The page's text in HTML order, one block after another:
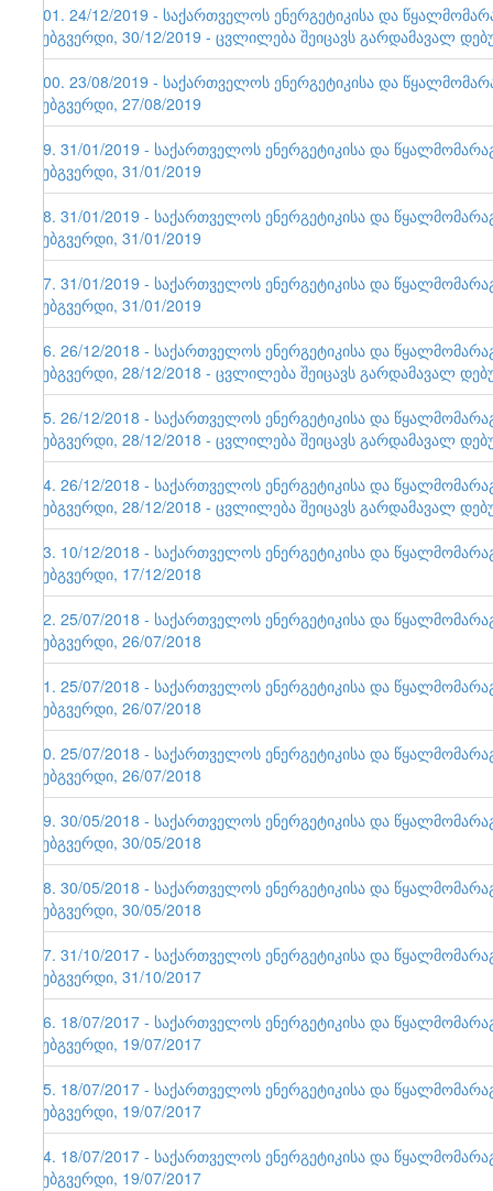
101. 24/12/2019 - საქართველოს ენერგეტიკისა და
ვებგვერდი, 30/12/2019 - ცვლილება შეიცავს გარდამავალ
100. 23/08/2019 - საქართველოს ენერგეტიკისა და
ვებგვერდი, 27/08/2019
99. 31/01/2019 - საქართველოს ენერგეტიკისა და
ვებგვერდი, 31/01/2019
98. 31/01/2019 - საქართველოს ენერგეტიკისა და
ვებგვერდი, 31/01/2019
97. 31/01/2019 - საქართველოს ენერგეტიკისა და
ვებგვერდი, 31/01/2019
96. 26/12/2018 - საქართველოს ენერგეტიკისა და
ვებგვერდი, 28/12/2018 - ცვლილება შეიცავს გარდამავალ
95. 26/12/2018 - საქართველოს ენერგეტიკისა და
ვებგვერდი, 28/12/2018 - ცვლილება შეიცავს გარდამავალ
94. 26/12/2018 - საქართველოს ენერგეტიკისა და
ვებგვერდი, 28/12/2018 - ცვლილება შეიცავს გარდამავალ
93. 10/12/2018 - საქართველოს ენერგეტიკისა და
ვებგვერდი, 17/12/2018
92. 25/07/2018 - საქართველოს ენერგეტიკისა და
ვებგვერდი, 26/07/2018
91. 25/07/2018 - საქართველოს ენერგეტიკისა და
ვებგვერდი, 26/07/2018
90. 25/07/2018 - საქართველოს ენერგეტიკისა და
ვებგვერდი, 26/07/2018
89. 30/05/2018 - საქართველოს ენერგეტიკისა და
ვებგვერდი, 30/05/2018
88. 30/05/2018 - საქართველოს ენერგეტიკისა და
ვებგვერდი, 30/05/2018
87. 31/10/2017 - საქართველოს ენერგეტიკისა და
ვებგვერდი, 31/10/2017
86. 18/07/2017 - საქართველოს ენერგეტიკისა და
ვებგვერდი, 19/07/2017
85. 18/07/2017 - საქართველოს ენერგეტიკისა და
ვებგვერდი, 19/07/2017
84. 18/07/2017 - საქართველოს ენერგეტიკისა და
ვებგვერდი, 19/07/2017